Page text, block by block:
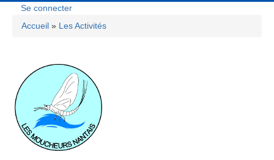
contenu
Menu
Compte
De
L'utilisateur
Se connecter
D'Ariane
Accueil Les Activités